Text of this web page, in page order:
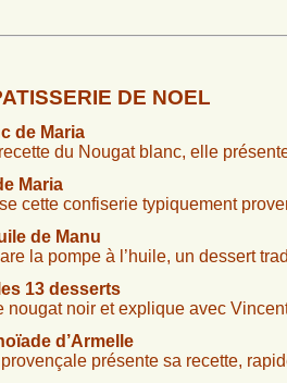
DE NOEL
de Maria
du Nougat blanc, elle
Maria
cette confiserie typiquement
de Manu
la pompe à l’huile, un dessert
13 desserts
nougat noir et explique avec
d’Armelle
présente sa recette,